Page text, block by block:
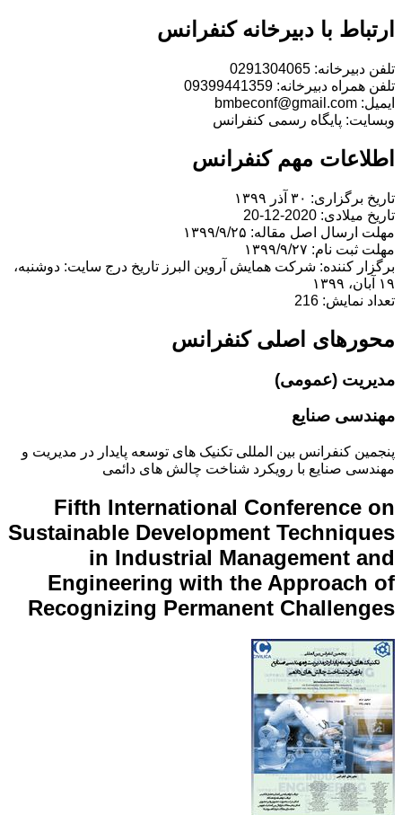
ارتباط با دبیرخانه کنفرانس
تلفن دبیرخانه: 0291304065
تلفن همراه دبیرخانه: 09399441359
ایمیل: bmbeconf@gmail.com
وبسایت: پایگاه رسمی کنفرانس
اطلاعات مهم کنفرانس
تاریخ برگزاری: ۳۰ آذر ۱۳۹۹
تاریخ میلادی: 2020-12-20
مهلت ارسال اصل مقاله: ۱۳۹۹/۹/۲۵
مهلت ثبت نام: ۱۳۹۹/۹/۲۷
برگزار کننده: شركت همايش آروين البرز تاریخ درج سایت: دوشنبه،
۱۹ آبان، ۱۳۹۹
تعداد نمایش: 216
محورهای اصلی کنفرانس
مدیریت (عمومی)
مهندسی صنایع
پنجمین کنفرانس بین المللی تکنیک های توسعه پایدار در مدیریت و
مهندسی صنایع با رویکرد شناخت چالش های دائمی
Fifth International Conference on
Sustainable Development Techniques
in Industrial Management and
Engineering with the Approach of
Recognizing Permanent Challenges